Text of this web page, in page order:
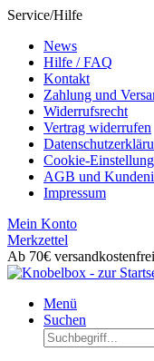
Service/Hilfe
News
Hilfe / FAQ
Kontakt
Zahlung und
Widerrufsrecht
Vertrag widerrufen
Cookie-
AGB und
Impressum
Mein Konto
Merkzettel
Ab 70€
Menü
Suchen